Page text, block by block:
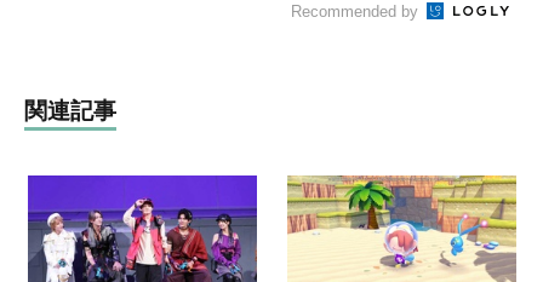
Recommended by
関連記事